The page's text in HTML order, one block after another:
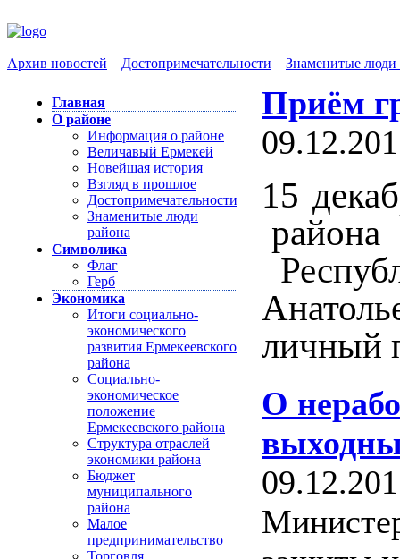
Архив новостей Достопримечательности Знаменитые люди
Главная
О районе
Информация о районе
Величавый Ермекей
Новейшая история
Взгляд в прошлое
Достопримечательности
Знаменитые люди
района
Символика
Флаг
Герб
Экономика
Итоги социально-
экономического
развития Ермекеевского
района
Социально-
экономическое
положение
Ермекеевского района
Структура отраслей
экономики района
Бюджет
муниципального
района
Малое
предпринимательство
Торговля
Приём
15
района
личный
О